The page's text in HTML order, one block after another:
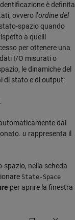
è definita
ovvero l’ordine del
spazio quando
a quelli
per ottenere una
I/O misurati o
le dinamiche del
di stato e di output:
.
dal
u rappresenta il
nella scheda
State-Space
per aprire la finestra